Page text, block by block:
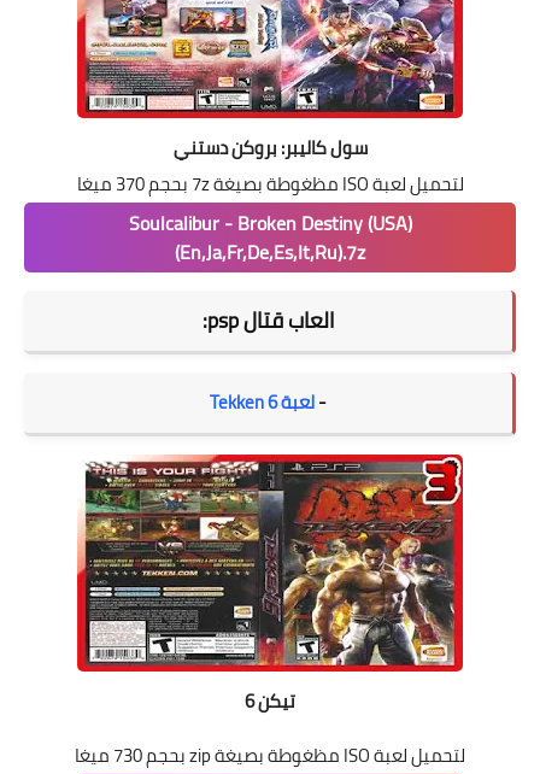
سول كاليبر: بروكن دستني
لتحميل لعبة ISO مظغوطة بصيغة 7z بحجم 370 ميغا
Soulcalibur - Broken Destiny (USA)
(En,Ja,Fr,De,Es,It,Ru).7z
العاب قتال psp:
-لعبة Tekken 6
تيكن 6
لتحميل لعبة ISO مظغوطة بصيغة zip بحجم 730 ميغا